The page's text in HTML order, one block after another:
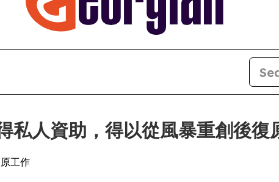
人資助，得以從風暴重創後復
工作